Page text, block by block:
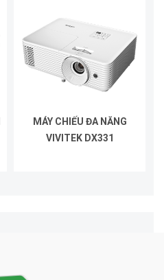
MÁY CHIẾU ĐA NĂNG
VIVITEK DX331